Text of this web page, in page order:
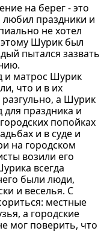
на берег - это
праздники и
не хотел
Шурик был
пытался зазвать
и матрос Шурик
что и в их
а Шурик
праздника и
попойках
и в суде и
на городском
возили его
всегда
были люди,
и веселья. С
местные
а городские
мог поверить, что